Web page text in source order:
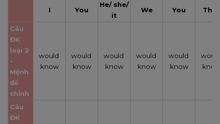
I You
He/ she/
it
We You They
Câu
ĐK
loại 2
-
Mệnh
đề
chính
would
know
would
know
would
know
would
know
would
know
Câu
ĐK